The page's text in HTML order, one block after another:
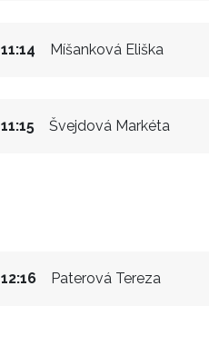
Míšanková Eliška
11:14
Švejdová Markéta
11:15
Paterová Tereza
12:16